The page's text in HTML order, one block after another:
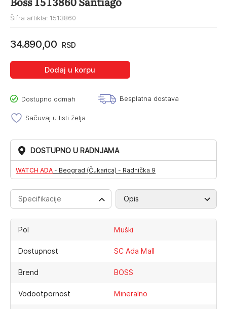
Boss 1513860 Santiago
Šifra artikla: 1513860
34.890,00 RSD
Dodaj u korpu
Dostupno odmah Besplatna dostava
Sačuvaj u listi želja
DOSTUPNO U RADNJAMA
WATCH ADA - Beograd (Čukarica) - Radnička 9
Specifikacije Opis
Pol Muški
Dostupnost SC Ada Mall
Brend BOSS
Vodootpornost Mineralno